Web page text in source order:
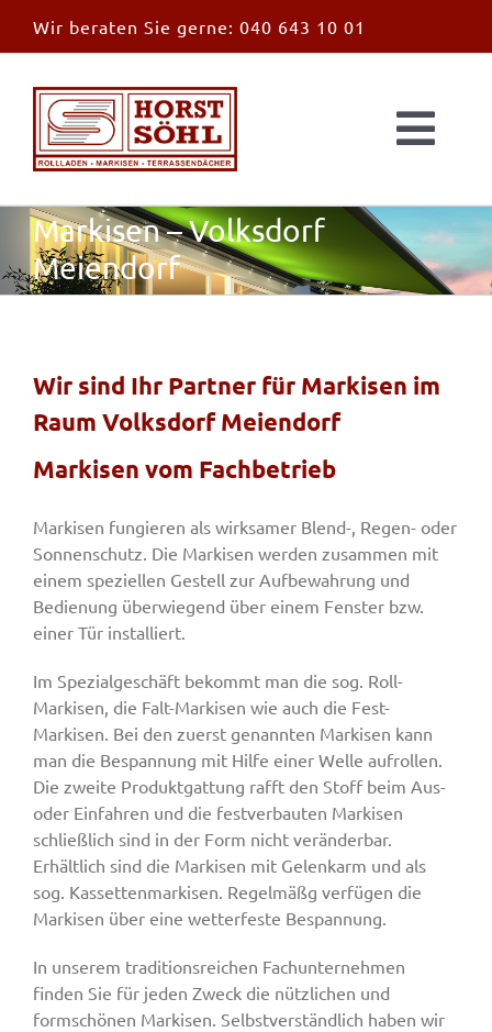
Inhalt
Wir beraten Sie gerne: 040 643 10 01
News
Überdachungen
Fenster & Türen
Tore
Smart Home
Team
Jobs
Kontakt
Markisen – Volksdorf
Meiendorf
Wir sind Ihr Partner für Markisen im
Raum Volksdorf Meiendorf
Markisen vom Fachbetrieb
Markisen fungieren als wirksamer Blend-, Regen- oder
Sonnenschutz. Die Markisen werden zusammen mit
einem speziellen Gestell zur Aufbewahrung und
Bedienung überwiegend über einem Fenster bzw.
einer Tür installiert.
Im Spezialgeschäft bekommt man die sog. Roll-
Markisen, die Falt-Markisen wie auch die Fest-
Markisen. Bei den zuerst genannten Markisen kann
man die Bespannung mit Hilfe einer Welle aufrollen.
Die zweite Produktgattung rafft den Stoff beim Aus-
oder Einfahren und die festverbauten Markisen
schließlich sind in der Form nicht veränderbar.
Erhältlich sind die Markisen mit Gelenkarm und als
sog. Kassettenmarkisen. Regelmäßg verfügen die
Markisen über eine wetterfeste Bespannung.
In unserem traditionsreichen Fachunternehmen
finden Sie für jeden Zweck die nützlichen und
formschönen Markisen. Selbstverständlich haben wir